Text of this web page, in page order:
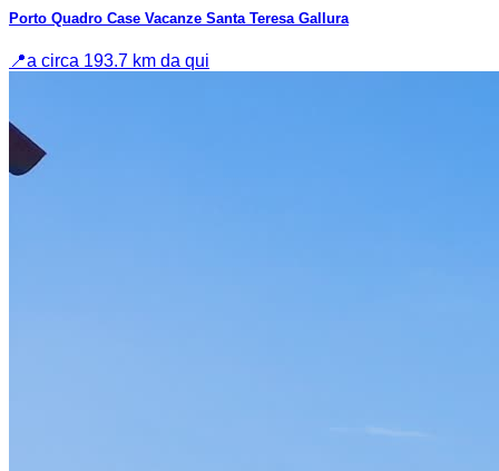
Porto Quadro Case Vacanze Santa Teresa Gallura
📍a circa 193.7 km da qui